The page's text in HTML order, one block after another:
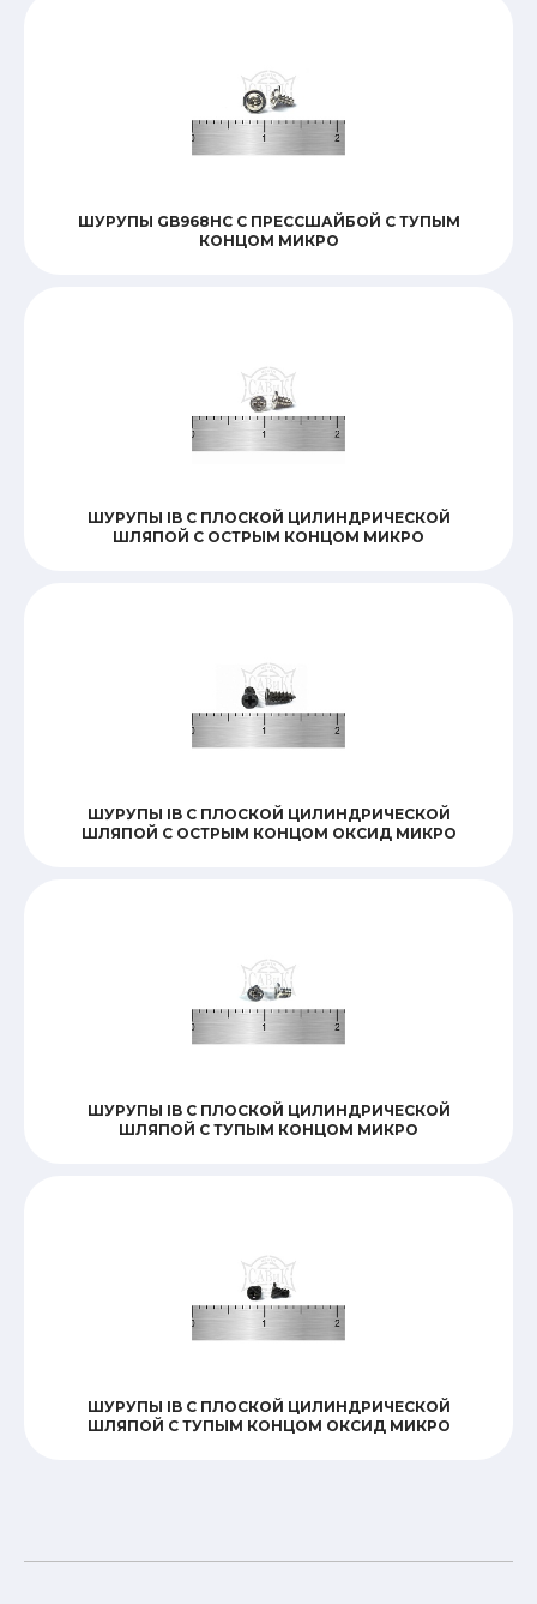
ШУРУПЫ GB968HC С ПРЕССШАЙБОЙ С ТУПЫМ
КОНЦОМ МИКРО
ШУРУПЫ IB С ПЛОСКОЙ ЦИЛИНДРИЧЕСКОЙ
ШЛЯПОЙ С ОСТРЫМ КОНЦОМ МИКРО
ШУРУПЫ IB С ПЛОСКОЙ ЦИЛИНДРИЧЕСКОЙ
ШЛЯПОЙ С ОСТРЫМ КОНЦОМ ОКСИД МИКРО
ШУРУПЫ IB С ПЛОСКОЙ ЦИЛИНДРИЧЕСКОЙ
ШЛЯПОЙ С ТУПЫМ КОНЦОМ МИКРО
ШУРУПЫ IB С ПЛОСКОЙ ЦИЛИНДРИЧЕСКОЙ
ШЛЯПОЙ С ТУПЫМ КОНЦОМ ОКСИД МИКРО